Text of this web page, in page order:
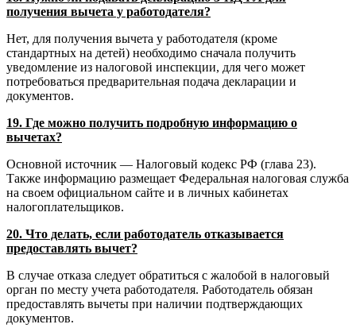
получения вычета у работодателя?
Нет, для получения вычета у работодателя (кроме
стандартных на детей) необходимо сначала получить
уведомление из налоговой инспекции, для чего может
потребоваться предварительная подача декларации и
документов.
19. Где можно получить подробную информацию о
вычетах?
Основной источник — Налоговый кодекс РФ (глава 23).
Также информацию размещает Федеральная налоговая служба
на своем официальном сайте и в личных кабинетах
налогоплательщиков.
20. Что делать, если работодатель отказывается
предоставлять вычет?
В случае отказа следует обратиться с жалобой в налоговый
орган по месту учета работодателя. Работодатель обязан
предоставлять вычеты при наличии подтверждающих
документов.